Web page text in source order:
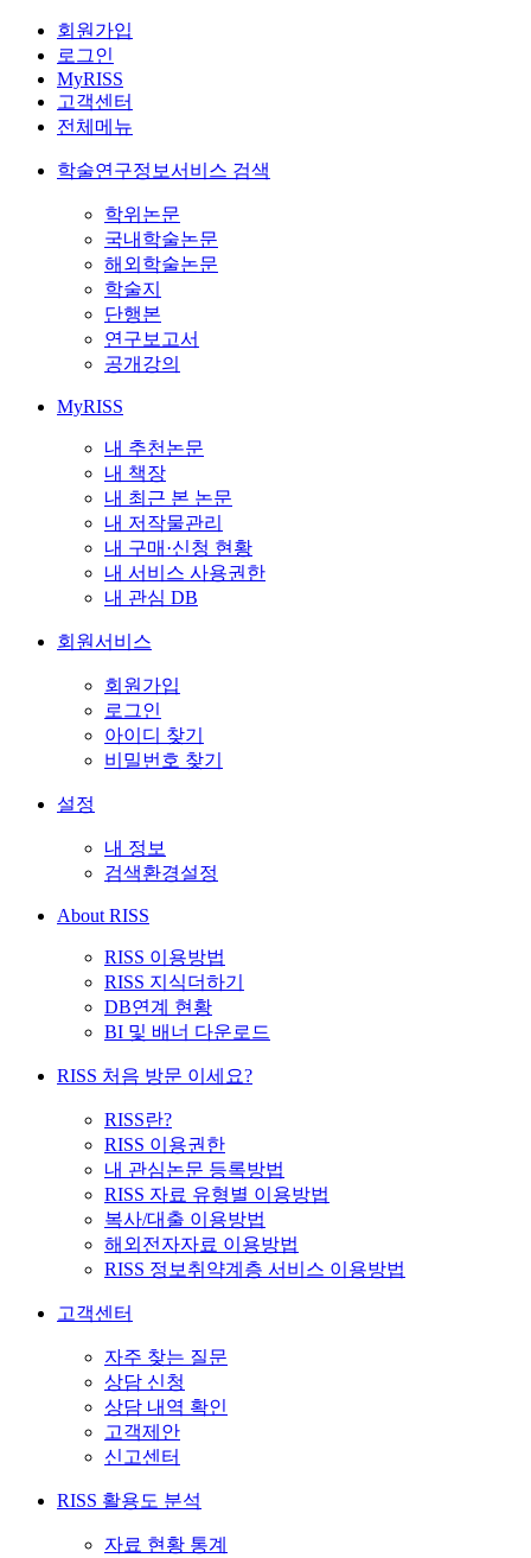
회원가입
로그인
MyRISS
고객센터
전체메뉴
학술연구정보서비스 검색
학위논문
국내학술논문
해외학술논문
학술지
단행본
연구보고서
공개강의
MyRISS
내 추천논문
내 책장
내 최근 본 논문
내 저작물관리
내 구매·신청 현황
내 서비스 사용권한
내 관심 DB
회원서비스
회원가입
로그인
아이디 찾기
비밀번호 찾기
설정
내 정보
검색환경설정
About RISS
RISS 이용방법
RISS 지식더하기
DB연계 현황
BI 및 배너 다운로드
RISS 처음 방문 이세요?
RISS란?
RISS 이용권한
내 관심논문 등록방법
RISS 자료 유형별 이용방법
복사/대출 이용방법
해외전자자료 이용방법
RISS 정보취약계층 서비스 이용방법
고객센터
자주 찾는 질문
상담 신청
상담 내역 확인
고객제안
신고센터
RISS 활용도 분석
자료 현황 통계